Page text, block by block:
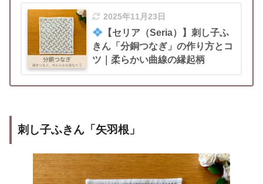
2025年11月23日
【セリア（Seria）】刺し子ふ
きん「分銅つなぎ」の作り方とコ
ツ｜柔らかい曲線の縁起柄
刺し子ふきん「矢羽根」